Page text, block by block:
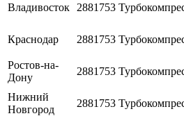
Владивосток 2881753
Краснодар 2881753
Ростов-на-
Дону
2881753
Нижний
Новгород
2881753